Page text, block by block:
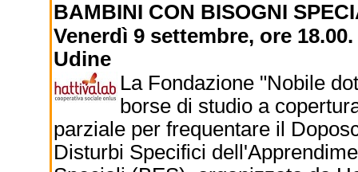
BAMBINI CON BISOGNI
Venerdì 9 settembre, ore
Udine
La Fondazione "Nobile
borse di studio a
parziale per frequentare il
Disturbi Specifici